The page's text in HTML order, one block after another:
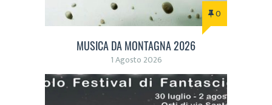
0
MUSICA DA MONTAGNA 2026
1 Agosto 2026